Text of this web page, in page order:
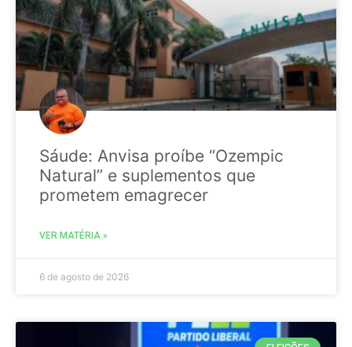
Sáude: Anvisa proíbe “Ozempic
Natural” e suplementos que
prometem emagrecer
VER MATÉRIA »
6 de agosto de 2026